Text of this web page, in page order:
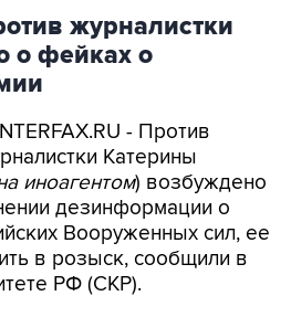
журналистки
о фейках о
- Против
Катерины
иноагентом) возбуждено
дезинформации о
Вооруженных сил, ее
в розыск, сообщили в
РФ (СКР).